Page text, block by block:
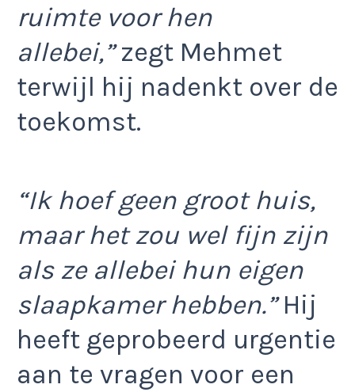
ruimte voor hen
allebei,”zegt Mehmet
terwijl hij nadenkt over de
toekomst.
“Ik hoef geen groot huis,
maar het zou wel fijn zijn
als ze allebei hun eigen
slaapkamer hebben.”Hij
heeft geprobeerd urgentie
aan te vragen voor een